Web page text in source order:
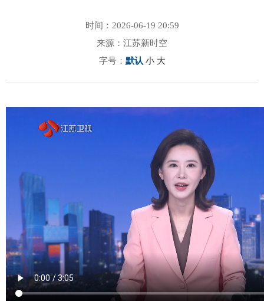
时间：2026-06-19 20:59
来源：江苏新时空
字号： 默认 小 大